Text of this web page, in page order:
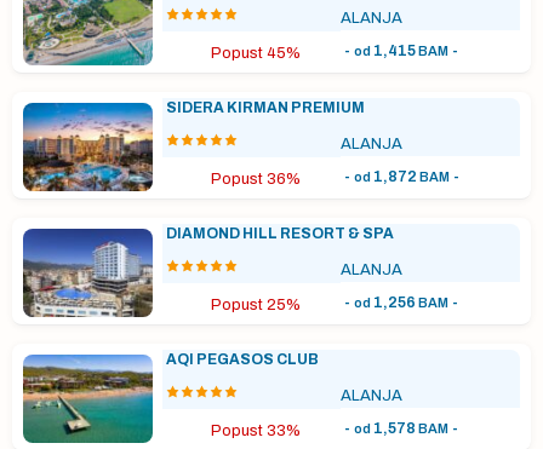
ALANJA
Popust 45% - od 1,415BAM-
SIDERA KIRMAN PREMIUM
ALANJA
Popust 36% - od 1,872 BAM-
DIAMOND HILL RESORT & SPA
ALANJA
Popust 25% - od 1,256 BAM-
AQI PEGASOS CLUB
ALANJA
Popust 33% - od 1,578 BAM-